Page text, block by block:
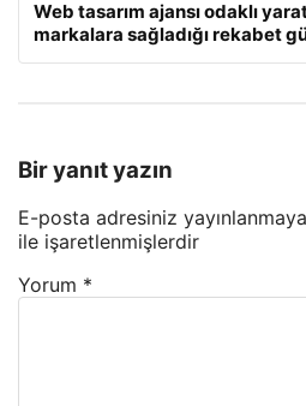
Web tasarım ajansı odaklı
markalara sağladığı rekabet
Bir yanıt yazın
E-posta adresiniz
ile işaretlenmişlerdir
Yorum *